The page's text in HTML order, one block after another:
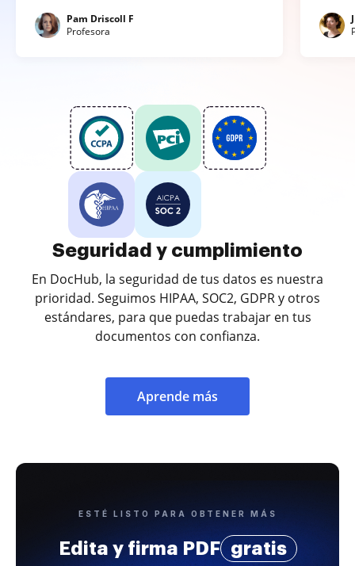
Pam Driscoll F
Profesora
Seguridad y cumplimiento
En DocHub, la seguridad de tus datos es nuestra
prioridad. Seguimos HIPAA, SOC2, GDPR y otros
estándares, para que puedas trabajar en tus
documentos con confianza.
Aprende más
ESTÉ LISTO PARA OBTENER MÁS
Edita y firma PDF gratis